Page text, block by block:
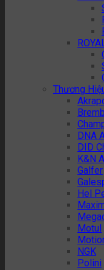
Thương
DNA
DID
K&N
Galfer
Hel
Motul
NGK
Polini